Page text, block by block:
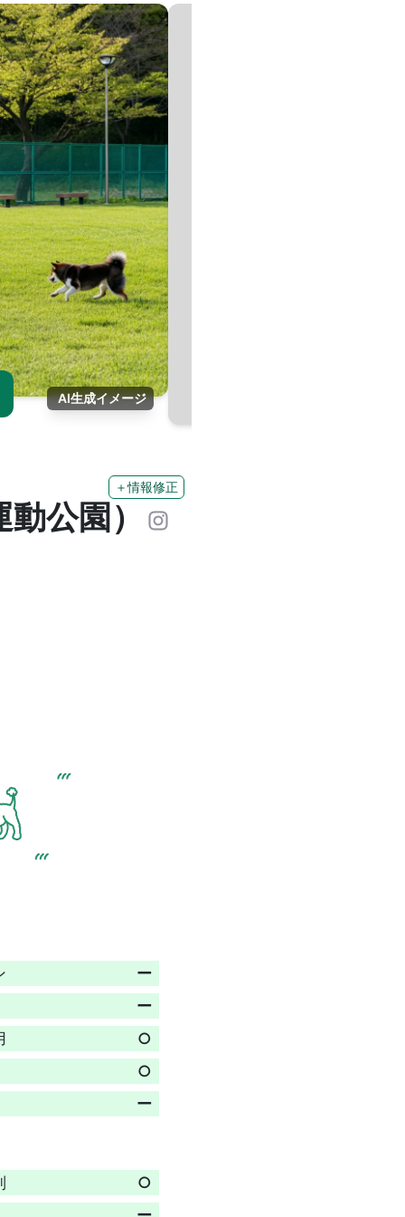
AI生成イメージ
＋情報修正
公園）
ー
ー
○
○
ー
○